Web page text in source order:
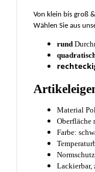
Von klein bis groß
Wählen Sie aus
rund
Material
Oberfläche
Farbe:
Lackierbar,